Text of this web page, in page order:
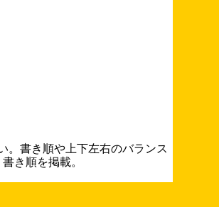
。書き順や上下左右のバランス
き順を掲載。